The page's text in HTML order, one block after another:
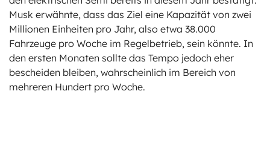
Musk erwähnte, dass das Ziel eine Kapazität von zwei
Millionen Einheiten pro Jahr, also etwa 38.000
Fahrzeuge pro Woche im Regelbetrieb, sein könnte. In
den ersten Monaten sollte das Tempo jedoch eher
bescheiden bleiben, wahrscheinlich im Bereich von
mehreren Hundert pro Woche.